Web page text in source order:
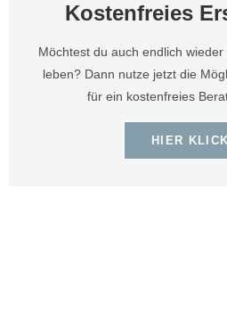
Kostenfreies
Möchtest du auch endlich
leben? Dann nutze jetzt die
für ein kostenfreies
HIER